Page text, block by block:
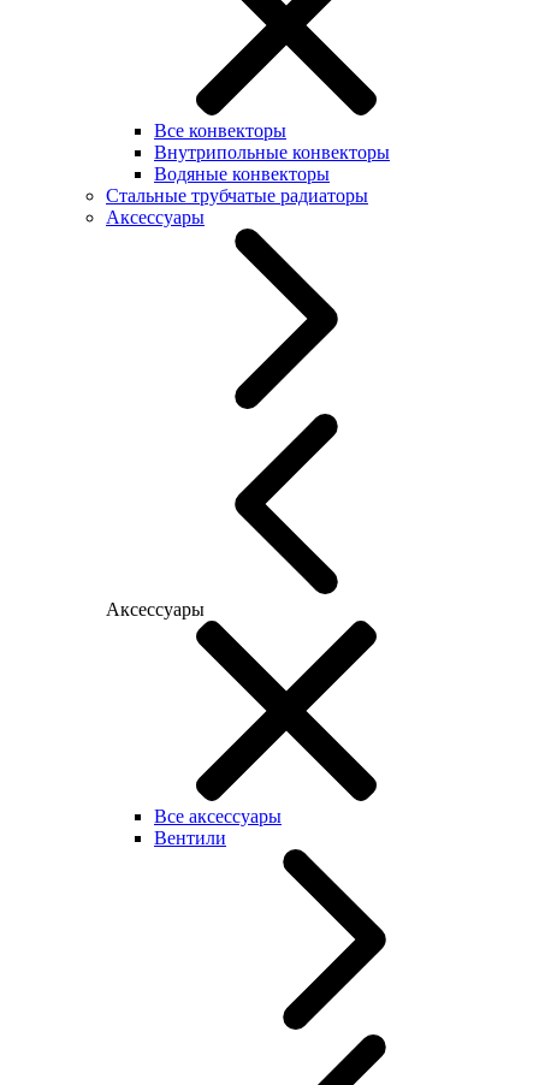
Все конвекторы
Внутрипольные конвекторы
Водяные конвекторы
Стальные трубчатые радиаторы
Аксессуары
Аксессуары
Все аксессуары
Вентили